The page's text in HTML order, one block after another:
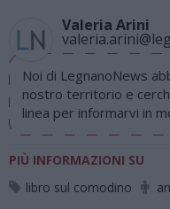
Valeria Arini
Noi di LegnanoNews
nostro territorio e
linea per informarvi in
PIÙ INFORMAZIONI SU
libro sul comodino